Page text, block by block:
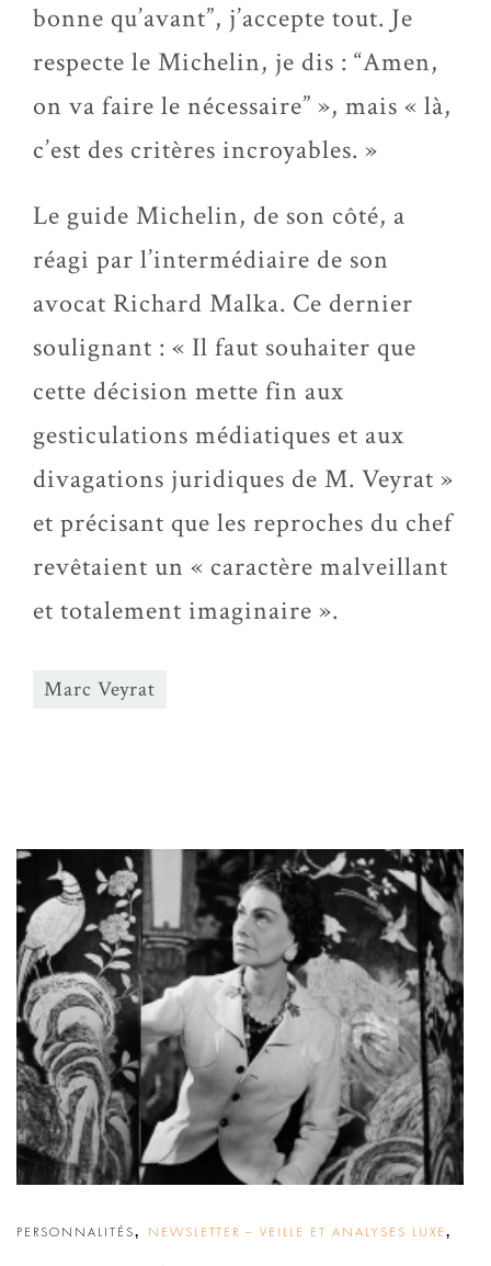
bonne qu’avant”, j’accepte tout. Je
respecte le Michelin, je dis : “Amen,
on va faire le nécessaire” », mais « là,
c’est des critères incroyables. »
Le guide Michelin, de son côté, a
réagi par l’intermédiaire de son
avocat Richard Malka. Ce dernier
soulignant : « Il faut souhaiter que
cette décision mette fin aux
gesticulations médiatiques et aux
divagations juridiques de M. Veyrat »
et précisant que les reproches du chef
revêtaient un « caractère malveillant
et totalement imaginaire ».
Marc Veyrat
PERSONNALITÉS, NEWSLETTER – VEILLE ET ANALYSES LUXE ,